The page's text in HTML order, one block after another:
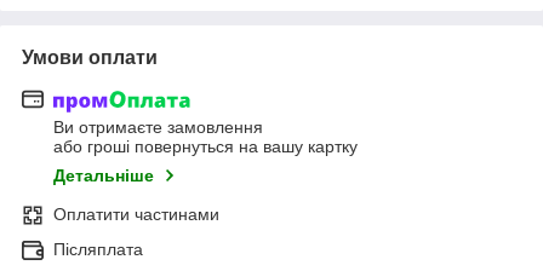
Умови оплати
Ви отримаєте замовлення
або гроші повернуться на вашу картку
Детальніше
Оплатити частинами
Післяплата